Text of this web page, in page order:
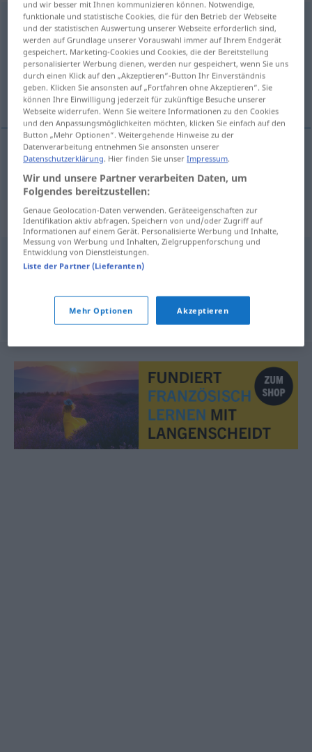
heutzutage adv
Übersicht aller Übersetzungen
(Für mehr Details die Übersetzung anklicken/antippen)
de nos jours
denosjours heutzutage
Synonyme für "heutzutage"
gegenwärtig,jetzt,derzeit,
© OpenThesaurus.de
und wir besser mit Ihnen kommunizieren können. Notwendige,
funktionale und statistische Cookies, die für den Betrieb der Webseite
und der statistischen Auswertung unserer Webseite erforderlich sind,
werden auf Grundlage unserer Vorauswahl immer auf Ihrem Endgerät
gespeichert. Marketing-Cookies und Cookies, die der Bereitstellung
personalisierter Werbung dienen, werden nur gespeichert, wenn Sie uns
durch einen Klick auf den „Akzeptieren“-Button Ihr Einverständnis
geben. Klicken Sie ansonsten auf „Fortfahren ohne Akzeptieren“. Sie
können Ihre Einwilligung jederzeit für zukünftige Besuche unserer
Webseite widerrufen. Wenn Sie weitere Informationen zu den Cookies
und den Anpassungsmöglichkeiten möchten, klicken Sie einfach auf den
Button „Mehr Optionen“. Weitergehende Hinweise zu der
Datenverarbeitung entnehmen Sie ansonsten unserer
Datenschutzerklärung. Hier finden Sie unserImpressum.
Wir und unsere Partner verarbeiten Daten, um
Folgendes bereitzustellen:
Genaue Geolocation-Daten verwenden. Geräteeigenschaften zur
Identifikation aktiv abfragen. Speichern von und/oder Zugriff auf
Informationen auf einem Gerät. Personalisierte Werbung und Inhalte,
Messung von Werbung und Inhalten, Zielgruppenforschung und
Entwicklung von Dienstleistungen.
Liste der Partner (Lieferanten)
Mehr Optionen Akzeptieren